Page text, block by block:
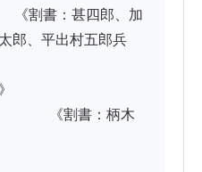
書：甚四郎、加
郎、平出村五郎兵
　《割書：柄木